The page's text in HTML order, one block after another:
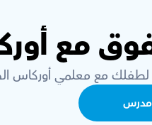
مع
لطفلك مع معلمي أوركاس